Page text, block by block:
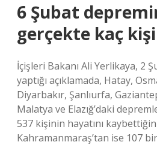
6 Şubat
gerçekte kaç
İçişleri Bakanı Ali Yerlikaya, 2
yaptığı açıklamada, Hatay,
Diyarbakır, Şanlıurfa,
Malatya ve Elazığ’daki
537 kişinin hayatını
Kahramanmaraş’tan ise 107